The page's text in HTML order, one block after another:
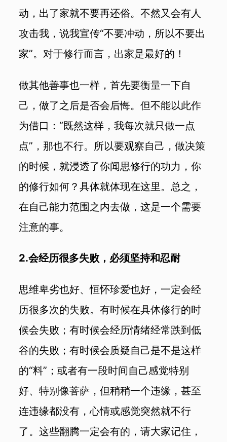
动，出了家就不要再还俗。不然又会有人
攻击我，说我宣传“不要冲动，所以不要出
家”。对于修行而言，出家是最好的！
做其他善事也一样，首先要衡量一下自
己，做了之后是否会后悔。但不能以此作
为借口：“既然这样，我每次就只做一点
点”，那也不行。所以要观察自己，做决策
的时候，就浸透了你闻思修行的功力，你
的修行如何？具体就体现在这里。总之，
在自己能力范围之内去做，这是一个需要
注意的事。
2.会经历很多失败，必须坚持和忍耐
思维卑劣也好、恒怀珍爱也好，一定会经
历很多次的失败。有时候在具体修行的时
候会失败；有时候会经历情绪经常跌到低
谷的失败；有时候会质疑自己是不是这样
的“料”；或者有一段时间自己感觉特别
好、特别像菩萨，但稍稍一个违缘，甚至
连违缘都没有，心情或感觉突然就不行
了。这些翻腾一定会有的，请大家记住，